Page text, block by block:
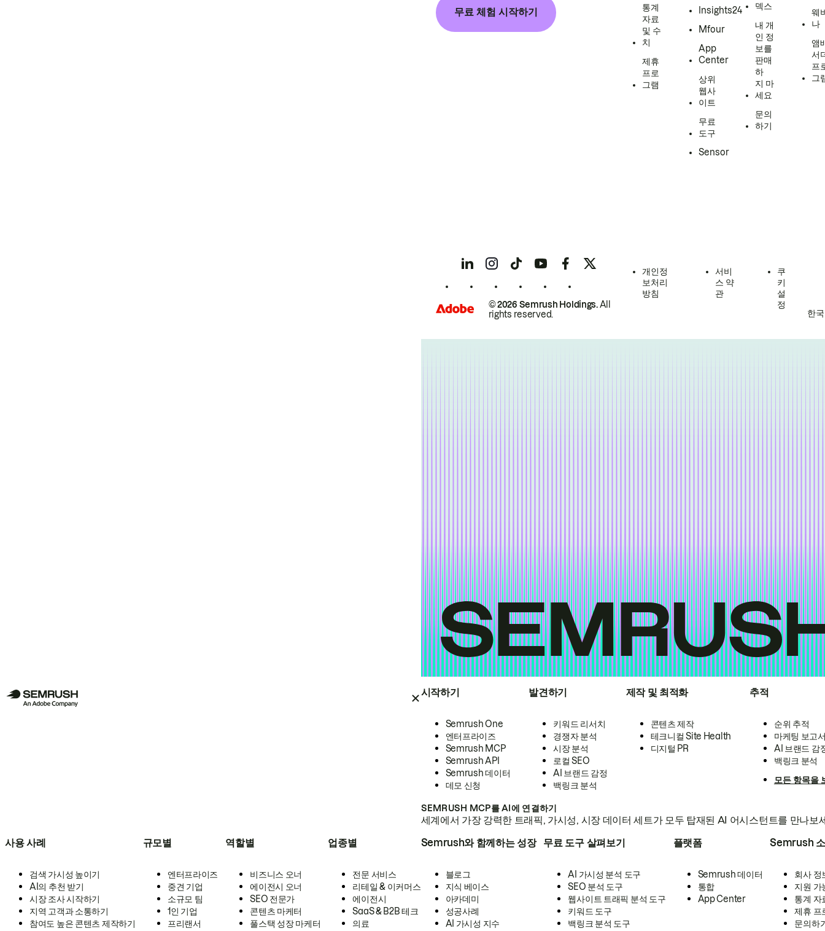
시작하기
Semrush One
엔터프라이즈
Semrush MCP
Semrush API
Semrush 데이터
데모 신청
발견하기
키워드 리서치
경쟁자 분석
시장 분석
로컬 SEO
AI 브랜드 감정
백링크 분석
제작 및 최적화
콘텐츠 제작
테크니컬 Site Health
디지털 PR
추적
순위 추적
마케팅 보고
AI 브랜드 감
백링크 분석
모든 항목을
SEMRUSH MCP를 AI에 연결하기
세계에서 가장 강력한 트래픽, 가시성, 시장 데이터 세트가 모두 탑재된 AI 어시스턴트를 만나보
사용 사례
검색 가시성 높이기
AI의 추천 받기
시장 조사 시작하기
지역 고객과 소통하기
참여도 높은 콘텐츠 제작하기
규모별
엔터프라이즈
중견 기업
소규모 팀
1인 기업
프리랜서
역할별
비즈니스 오너
에이전시 오너
SEO 전문가
콘텐츠 마케터
풀스택 성장 마케터
업종별
전문 서비스
리테일 & 이커머스
에이전시
SaaS & B2B 테크
의료
Semrush와 함께하는 성장
블로그
지식 베이스
아카데미
성공사례
AI 가시성 지수
무료 도구 살펴보기
AI 가시성 분석 도구
SEO 분석 도구
웹사이트 트래픽 분석 도구
키워드 도구
백링크 분석 도구
플랫폼
Semrush 데이터
통합
App Center
Semrush
회사 정
지원 가
통계 자
제휴 프
문의하
무료 체험 시작하기
통계
자료
및 수
치
제휴
프로
그램
Insights24
Mfour
App
Center
상위
웹사
이트
무료
도구
Sensor
덱스
내 개
인 정
보를
판매
하
지 마
세요
문의
하기
웨
나
앰
서
프
그
© 2026 Semrush Holdings.All
rights reserved.
개인정
보처리
방침
서비
스 약
관
쿠
키
설
정
한